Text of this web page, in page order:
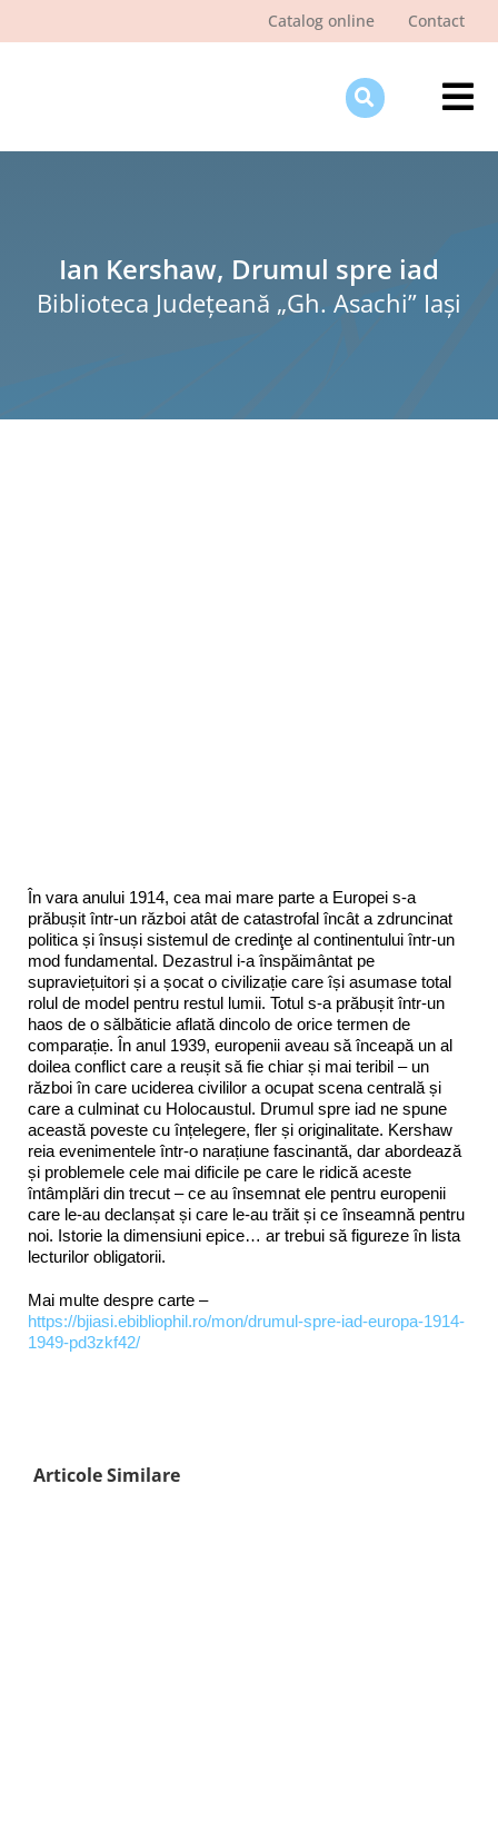
Catalog online Contact
Ian Kershaw, Drumul spre iad
Biblioteca Judeţeană „Gh. Asachi” Iaşi
În vara anului 1914, cea mai mare parte a Europei s-a
prăbușit într-un război atât de catastrofal încât a zdruncinat
politica și însuși sistemul de credinţe al continentului într-un
mod fundamental. Dezastrul i-a înspăimântat pe
supraviețuitori și a șocat o civilizație care își asumase total
rolul de model pentru restul lumii. Totul s-a prăbușit într-un
haos de o sălbăticie aflată dincolo de orice termen de
comparație. În anul 1939, europenii aveau să înceapă un al
doilea conflict care a reușit să fie chiar și mai teribil – un
război în care uciderea civililor a ocupat scena centrală și
care a culminat cu Holocaustul. Drumul spre iad ne spune
această poveste cu înțelegere, fler și originalitate. Kershaw
reia evenimentele într-o narațiune fascinantă, dar abordează
și problemele cele mai dificile pe care le ridică aceste
întâmplări din trecut – ce au însemnat ele pentru europenii
care le-au declanșat și care le-au trăit și ce înseamnă pentru
noi. Istorie la dimensiuni epice… ar trebui să figureze în lista
lecturilor obligatorii.
Mai multe despre carte –
https://bjiasi.ebibliophil.ro/mon/drumul-spre-iad-europa-1914-
1949-pd3zkf42/
Articole Similare